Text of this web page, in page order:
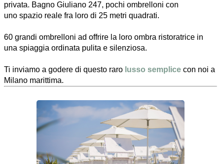
privata. Bagno Giuliano 247, pochi ombrelloni con
uno spazio reale fra loro di 25 metri quadrati.
60 grandi ombrelloni ad offrire la loro ombra ristoratrice in
una spiaggia ordinata pulita e silenziosa.
Ti inviamo a godere di questo raro lusso semplice con noi a
Milano marittima.